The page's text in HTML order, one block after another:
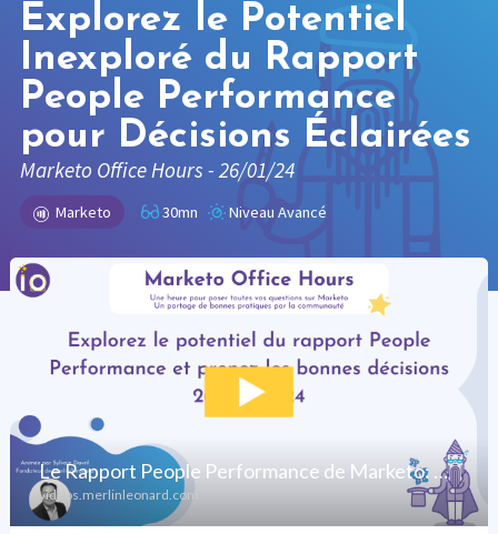
Ressources
Agenda
Contact
Mon compte
English
Explorez le Potentiel
Inexploré du Rapport
People Performance
pour Décisions Éclairées
Marketo Office Hours - 26/01/24
Marketo 30mn Niveau Avancé